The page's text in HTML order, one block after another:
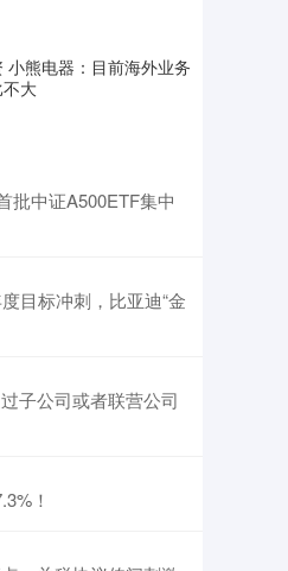
小熊电器：目前海外业务
大
批中证A500ETF集中
目标冲刺，比亚迪“金
子公司或者联营公司
！